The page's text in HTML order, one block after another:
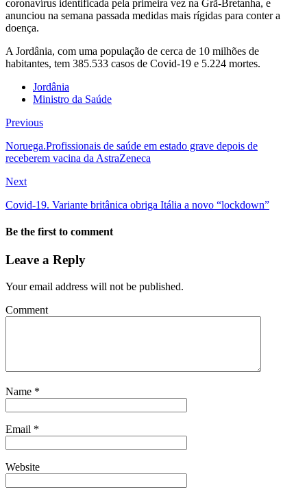
coronavírus identificada pela primeira vez na Grã-Bretanha, e
anunciou na semana passada medidas mais rígidas para conter a
doença.
A Jordânia, com uma população de cerca de 10 milhões de
habitantes, tem 385.533 casos de Covid-19 e 5.224 mortes.
Jordânia
Ministro da Saúde
Previous
Noruega.Profissionais de saúde em estado grave depois de
receberem vacina da AstraZeneca
Next
Covid-19. Variante britânica obriga Itália a novo “lockdown”
Be the first to comment
Leave a Reply
Your email address will not be published.
Comment
Name *
Email *
Website